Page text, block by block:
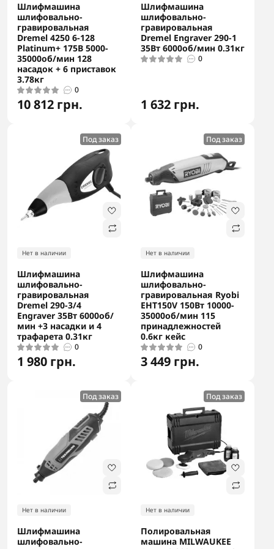
Шлифмашина
шлифовально-
гравировальная
Dremel 4250 6-128
Platinum+ 175В 5000-
35000об/мин 128
насадок + 6 приставок
3.78кг
0
10 812 грн.
Шлифмашина
шлифовально-
гравировальная
Dremel Engraver 290-1
35Вт 6000об/мин 0.31кг
0
1 632 грн.
Под заказ
Нет в наличии
Шлифмашина
шлифовально-
гравировальная
Dremel 290-3/4
Engraver 35Вт 6000об/
мин +3 насадки и 4
трафарета 0.31кг
0
1 980 грн.
Под заказ
Нет в наличии
Шлифмашина
шлифовально-
гравировальная Ryobi
EHT150V 150Вт 10000-
35000об/мин 115
принадлежностей
0.6кг кейс
0
3 449 грн.
Под заказ
Нет в наличии
Шлифмашина
шлифовально-
Под заказ
Нет в наличии
Полировальная
машина MILWAUKEE